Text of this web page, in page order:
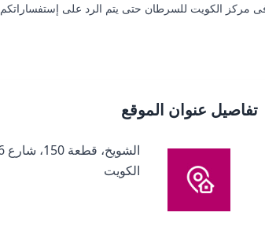
مركز الكويت للسرطان حتى يتم الرد على إستفساراتكم
تفاصيل عنوان الموقع
الكويت